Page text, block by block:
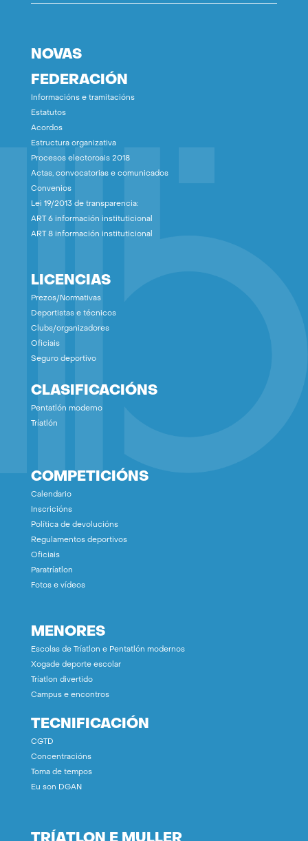
NOVAS
FEDERACIÓN
Informacións e tramitacións
Estatutos
Acordos
Estructura organizativa
Procesos electoroais 2018
Actas, convocatorias e comunicados
Convenios
Lei 19/2013 de transparencia:
ART 6 información instituticional
ART 8 información instituticional
LICENCIAS
Prezos/Normativas
Deportistas e técnicos
Clubs/organizadores
Oficiais
Seguro deportivo
CLASIFICACIÓNS
Pentatlón moderno
Tríatlón
COMPETICIÓNS
Calendario
Inscricións
Política de devolucións
Regulamentos deportivos
Oficiais
Paratríatlon
Fotos e vídeos
MENORES
Escolas de Tríatlon e Pentatlón modernos
Xogade deporte escolar
Tríatlon divertido
Campus e encontros
TECNIFICACIÓN
CGTD
Concentracións
Toma de tempos
Eu son DGAN